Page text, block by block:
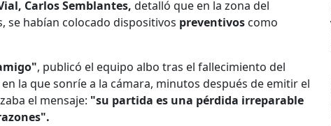
Carlos Semblantes, detalló que en la zona del
se habían colocado dispositivos preventivos como
, publicó el equipo albo tras el fallecimiento del
la que sonríe a la cámara, minutos después de emitir el
el mensaje: "su partida es una pérdida irreparable